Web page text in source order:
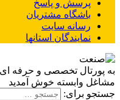
پرسش و پاسخ
باشگاه مشتریان
رسانه سایت
نمایندگان استانها
به پورتال تخصصی و حرفه ای
مشاغل وابسته خوش آمدید
جستجو برای: